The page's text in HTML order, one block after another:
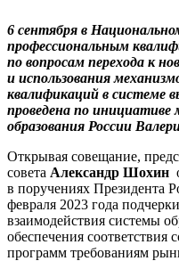
6 сентября в
профессиональным
по вопросам перехода к
и использования
квалификаций в системе
проведена по
образования России
Открывая совещание,
совета Александр Шохин
в поручениях Президента
февраля 2023 года
взаимодействия системы
обеспечения соответствия
программ требованиям